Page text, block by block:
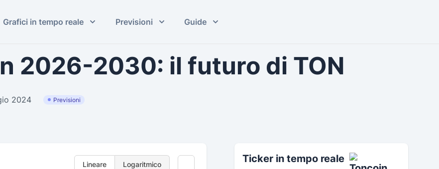
Grafici in tempo reale Previsioni Guide
2026-2030: il futuro di TON
2024 Previsioni
Lineare Logaritmico
Toncoin Tokenökonomie
Ticker in tempo reale